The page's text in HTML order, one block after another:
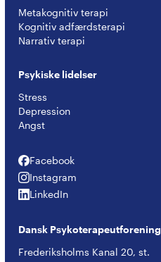
Metakognitiv terapi
Kognitiv adfærdsterapi
Narrativ terapi
Psykiske lidelser
Stress
Depression
Angst
Facebook
Facebook
Instagram
Instagram
LinkedIn
LinkedIn
Dansk Psykoterapeutforening
Frederiksholms Kanal 20, st.